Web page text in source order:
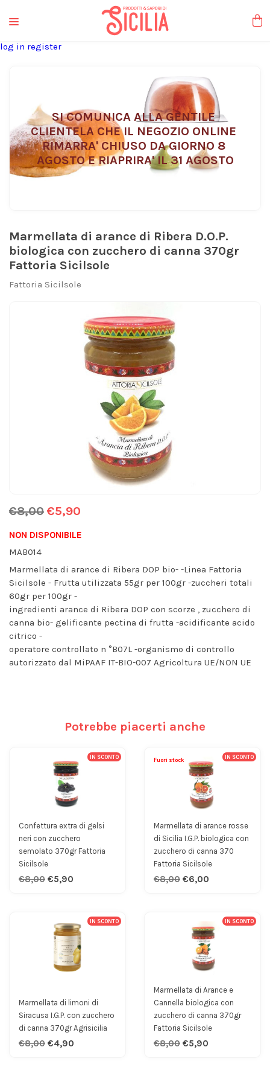
liquori tipici
log in register
SI COMUNICA ALLA GENTILE
CLIENTELA CHE IL NEGOZIO ONLINE
RIMARRA' CHIUSO DA GIORNO 8
AGOSTO E RIAPRIRA' IL 31 AGOSTO
Marmellata di arance di Ribera D.O.P.
biologica con zucchero di canna 370gr
Fattoria Sicilsole
Fattoria Sicilsole
€8,00 €5,90
NON DISPONIBILE
MAB014
Marmellata di arance di Ribera DOP bio- -Linea Fattoria
Sicilsole - Frutta utilizzata 55gr per 100gr -zuccheri totali
60gr per 100gr -
ingredienti arance di Ribera DOP con scorze , zucchero di
canna bio- gelificante pectina di frutta -acidificante acido
citrico -
operatore controllato n °B07L -organismo di controllo
autorizzato dal MiPAAF IT-BIO-007 Agricoltura UE/NON UE
Potrebbe piacerti anche
IN SCONTO
Confettura extra di gelsi
neri con zucchero
semolato 370gr Fattoria
Sicilsole
€8,00 €5,90
IN SCONTO
Fuori stock
Marmellata di arance rosse
di Sicilia I.G.P. biologica con
zucchero di canna 370
Fattoria Sicilsole
€8,00 €6,00
IN SCONTO
Marmellata di limoni di
Siracusa I.G.P. con zucchero
di canna 370gr Agrisicilia
€8,00 €4,90
IN SCONTO
Marmellata di Arance e
Cannella biologica con
zucchero di canna 370gr
Fattoria Sicilsole
€8,00 €5,90